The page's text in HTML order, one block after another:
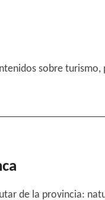
sobre
de la provincia: